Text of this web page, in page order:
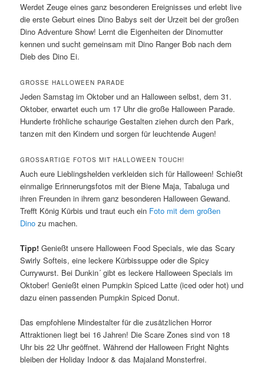
Werdet Zeuge eines ganz besonderen Ereignisses und erlebt live
die erste Geburt eines Dino Babys seit der Urzeit bei der großen
Dino Adventure Show! Lernt die Eigenheiten der Dinomutter
kennen und sucht gemeinsam mit Dino Ranger Bob nach dem
Dieb des Dino Ei.
GROSSE HALLOWEEN PARADE
Jeden Samstag im Oktober und an Halloween selbst, dem 31.
Oktober, erwartet euch um 17 Uhr die große Halloween Parade.
Hunderte fröhliche schaurige Gestalten ziehen durch den Park,
tanzen mit den Kindern und sorgen für leuchtende Augen!
GROSSARTIGE FOTOS MIT HALLOWEEN TOUCH!
Auch eure Lieblingshelden verkleiden sich für Halloween! Schießt
einmalige Erinnerungsfotos mit der Biene Maja, Tabaluga und
ihren Freunden in ihrem ganz besonderen Halloween Gewand.
Trefft König Kürbis und traut euch ein Foto mit dem großen
Dino zu machen.
Tipp! Genießt unsere Halloween Food Specials, wie das Scary
Swirly Softeis, eine leckere Kürbissuppe oder die Spicy
Currywurst. Bei Dunkin´ gibt es leckere Halloween Specials im
Oktober! Genießt einen Pumpkin Spiced Latte (iced oder hot) und
dazu einen passenden Pumpkin Spiced Donut.
Das empfohlene Mindestalter für die zusätzlichen Horror
Attraktionen liegt bei 16 Jahren! Die Scare Zones sind von 18
Uhr bis 22 Uhr geöffnet. Während der Halloween Fright Nights
bleiben der Holiday Indoor & das Majaland Monsterfrei.